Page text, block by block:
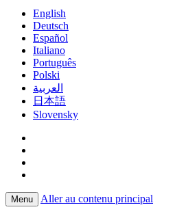
English
Deutsch
Español
Italiano
Português
Polski
العربية
日本語
Slovensky
Menu Aller au contenu principal